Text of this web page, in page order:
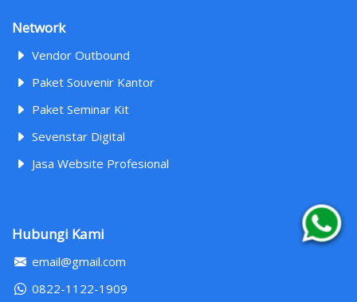
Network
Vendor Outbound
Paket Souvenir Kantor
Paket Seminar Kit
Sevenstar Digital
Jasa Website Profesional
Hubungi Kami
email@gmail.com
0822-1122-1909